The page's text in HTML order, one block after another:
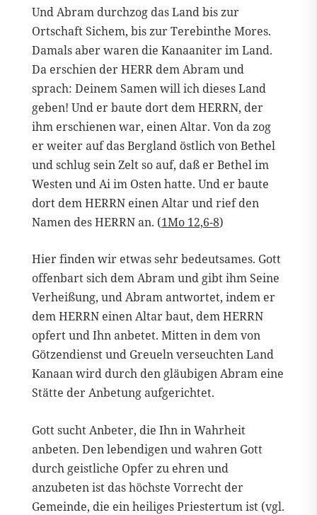
Und Abram durchzog das Land bis zur
Ortschaft Sichem, bis zur Terebinthe Mores.
Damals aber waren die Kanaaniter im Land.
Da erschien der HERR dem Abram und
sprach: Deinem Samen will ich dieses Land
geben! Und er baute dort dem HERRN, der
ihm erschienen war, einen Altar. Von da zog
er weiter auf das Bergland östlich von Bethel
und schlug sein Zelt so auf, daß er Bethel im
Westen und Ai im Osten hatte. Und er baute
dort dem HERRN einen Altar und rief den
Namen des HERRN an. (1Mo 12,6-8)
Hier finden wir etwas sehr bedeutsames. Gott
offenbart sich dem Abram und gibt ihm Seine
Verheißung, und Abram antwortet, indem er
dem HERRN einen Altar baut, dem HERRN
opfert und Ihn anbetet. Mitten in dem von
Götzendienst und Greueln verseuchten Land
Kanaan wird durch den gläubigen Abram eine
Stätte der Anbetung aufgerichtet.
Gott sucht Anbeter, die Ihn in Wahrheit
anbeten. Den lebendigen und wahren Gott
durch geistliche Opfer zu ehren und
anzubeten ist das höchste Vorrecht der
Gemeinde, die ein heiliges Priestertum ist (vgl.